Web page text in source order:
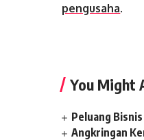
pengusaha.
You Might
Peluang
Angkringan